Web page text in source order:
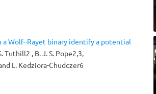
a Wolf–Rayet binary identify a potential
Tuthill2 , B. J. S. Pope2,3,
L. Kedziora-Chudczer6